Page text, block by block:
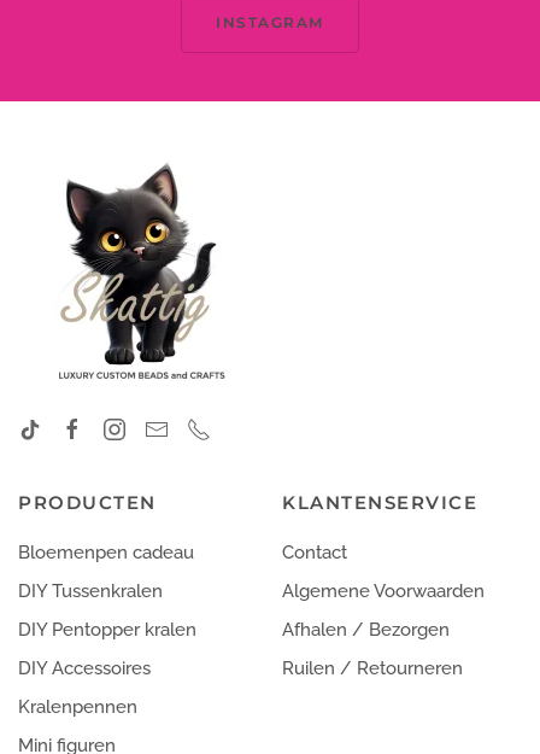
INSTAGRAM
PRODUCTEN
Bloemenpen cadeau
DIY Tussenkralen
DIY Pentopper kralen
DIY Accessoires
Kralenpennen
Mini figuren
KLANTENSERVICE
Contact
Algemene Voorwaarden
Afhalen / Bezorgen
Ruilen / Retourneren